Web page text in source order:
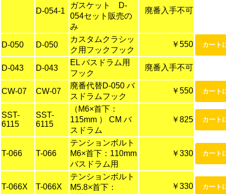
D-054-1
ガスケット D-
054セット販売の
み
廃番入手不可
D-050 D-050
カスタムクラシッ
ク用フックフック
￥550
D-043 D-043
EL バスドラム用
フック
廃番入手不可
CW-07 CW-07
廃番代替D-050 バ
スドラムフック
￥550
SST-
6115
SST-
6115
（M6×首下：
115mm ） CM バ
スドラム
￥825
T-066 T-066
テンションボルト
M6×首下：110mm
バスドラム用
￥330
T-066X T-066X
テンションボルト
M5.8×首下：
￥330